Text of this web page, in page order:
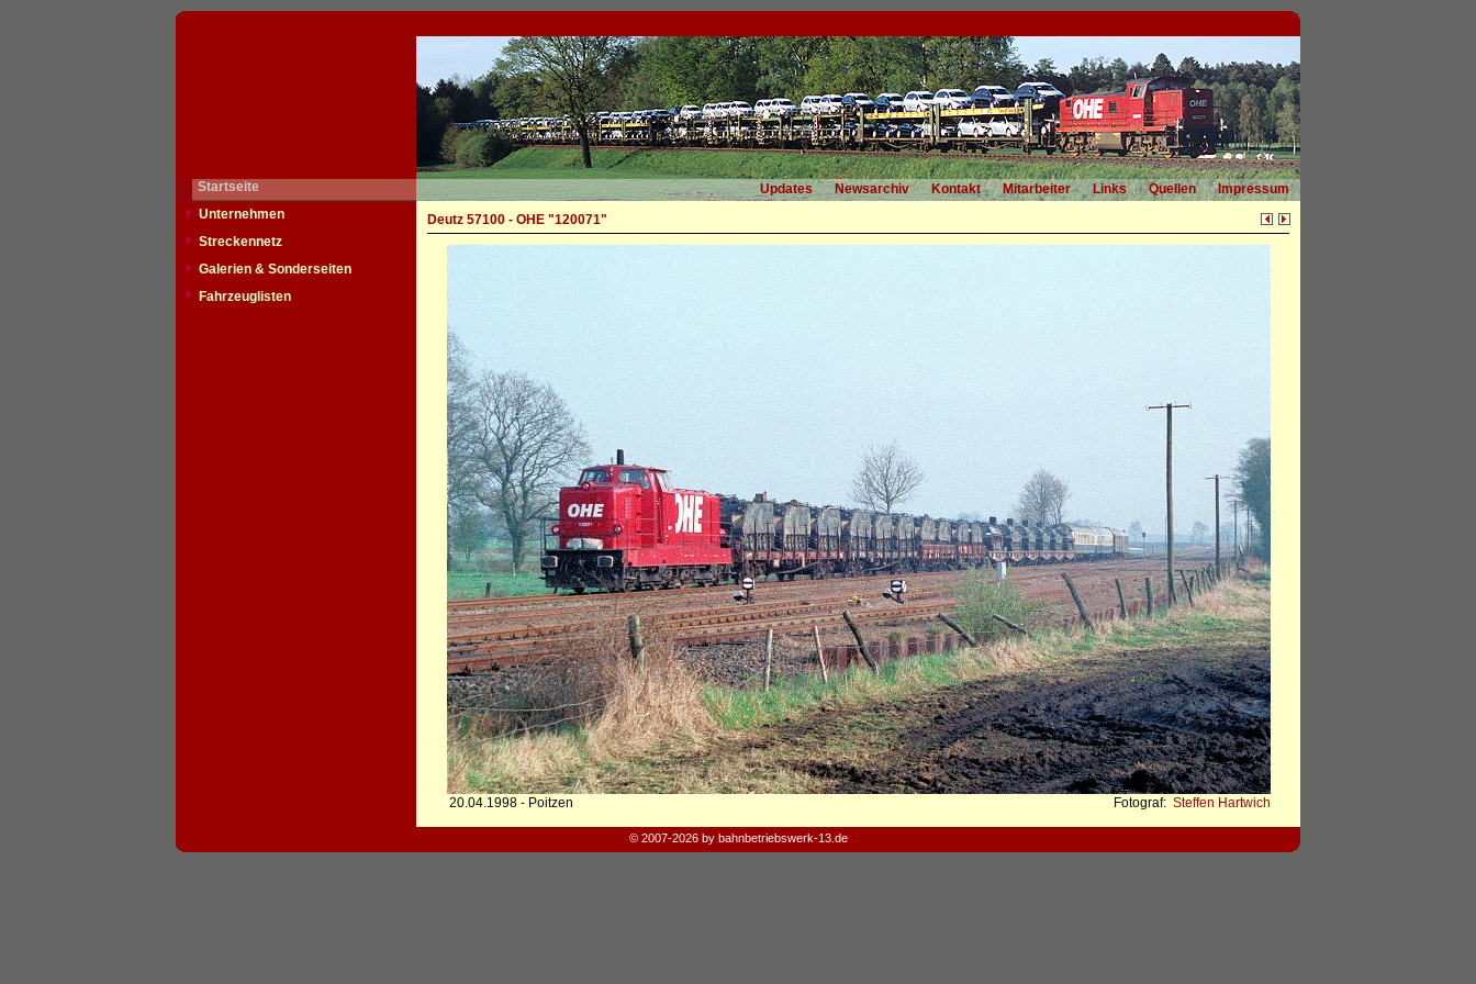
Startseite Updates Newsarchiv Kontakt Mitarbeiter Links Quellen
Impressum
Unternehmen
Streckennetz
Galerien & Sonderseiten
Fahrzeuglisten
Deutz 57100 - OHE "120071"
20.04.1998 - Poitzen Fotograf: Steffen Hartwich
© 2007-2026 by bahnbetriebswerk-13.de